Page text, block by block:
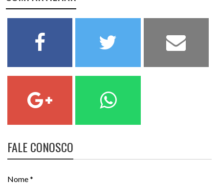
FALE CONOSCO
Nome *